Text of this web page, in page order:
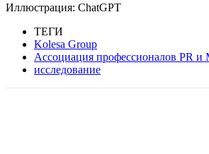
Иллюстрация: ChatGPT
ТЕГИ
Kolesa Group
Ассоциация профессионалов PR и
исследование